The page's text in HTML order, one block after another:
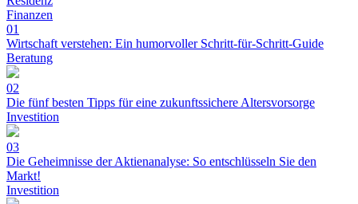
Finanzen
01
Wirtschaft verstehen: Ein humorvoller Schritt-für-Schritt-Guide
Beratung
02
Die fünf besten Tipps für eine zukunftssichere Altersvorsorge
Investition
03
Die Geheimnisse der Aktienanalyse: So entschlüsseln Sie den
Markt!
Investition